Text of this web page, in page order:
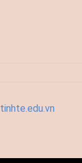
tinhte.edu.vn